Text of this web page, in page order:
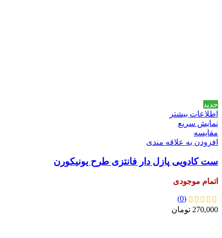
جدید
اطلاعات بیشتر
نمایش سریع
مقايسه
افزودن به علاقه مندی
ست کادویی پازل دار فانتزی طرح یونیکورن
اتمام موجودی
(0)
270,000 تومان